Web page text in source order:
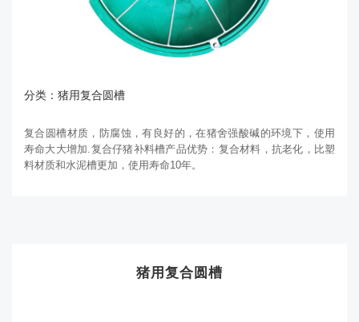
分类：猪用复合圆槽
复合圆槽材质，防腐蚀，有良好的，在猪舍强酸碱的环境下，使用
寿命大大增加.复合仔猪补料槽产品优势：复合材料，抗老化，比塑
料材质和水泥槽更加，使用寿命10年。
猪用复合圆槽